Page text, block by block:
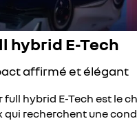
hybrid E-Tech
affirmé et élégant
full hybrid E-Tech est le
qui recherchent une